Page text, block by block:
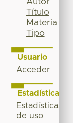
Autor
Título
Materia
Tipo
Usuario
Acceder
Estadísticas
Estadísticas
de uso